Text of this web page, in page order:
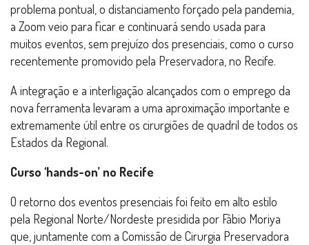
problema pontual, o distanciamento forçado pela pandemia,
a Zoom veio para ficar e continuará sendo usada para
muitos eventos, sem prejuízo dos presenciais, como o curso
recentemente promovido pela Preservadora, no Recife.
A integração e a interligação alcançados com o emprego da
nova ferramenta levaram a uma aproximação importante e
extremamente útil entre os cirurgiões de quadril de todos os
Estados da Regional.
Curso ‘hands-on’ no Recife
O retorno dos eventos presenciais foi feito em alto estilo
pela Regional Norte/Nordeste presidida por Fábio Moriya
que, juntamente com a Comissão de Cirurgia Preservadora